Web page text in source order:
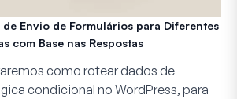
Envio de Formulários para Diferentes
com Base nas Respostas
como rotear dados de
condicional no WordPress, para